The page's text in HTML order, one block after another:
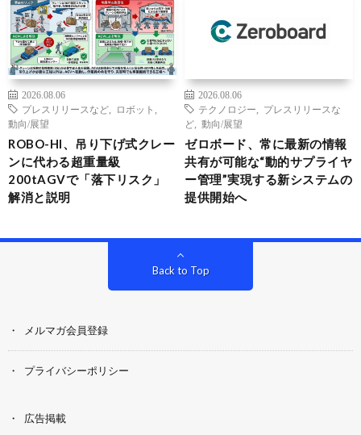
2026.08.06
プレスリリースなど
ロボット
動向/展望
ROBO-HI、吊り下げ式クレー
ンに代わる超重量級
200tAGVで「落下リスク」
解消と説明
2026.08.06
テクノロジー
プレスリリースな
ど
動向/展望
ゼロボード、常に最新の情報
共有が可能な“動的サプライヤ
ー管理”実現する新システムの
提供開始へ
Back to Top
メルマガ会員登録
プライバシーポリシー
広告掲載